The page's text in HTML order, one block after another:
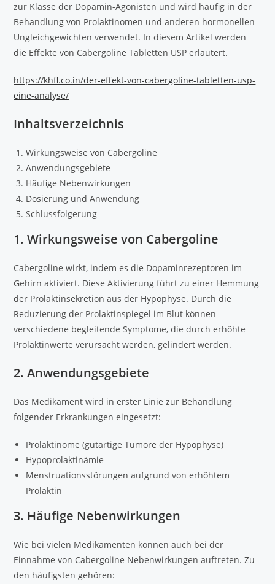
zur Klasse der Dopamin-Agonisten und wird häufig in der
Behandlung von Prolaktinomen und anderen hormonellen
Ungleichgewichten verwendet. In diesem Artikel werden
die Effekte von Cabergoline Tabletten USP erläutert.
https://khfl.co.in/der-effekt-von-cabergoline-tabletten-usp-
eine-analyse/
Inhaltsverzeichnis
Wirkungsweise von Cabergoline
Anwendungsgebiete
Häufige Nebenwirkungen
Dosierung und Anwendung
Schlussfolgerung
1. Wirkungsweise von Cabergoline
Cabergoline wirkt, indem es die Dopaminrezeptoren im
Gehirn aktiviert. Diese Aktivierung führt zu einer Hemmung
der Prolaktinsekretion aus der Hypophyse. Durch die
Reduzierung der Prolaktinspiegel im Blut können
verschiedene begleitende Symptome, die durch erhöhte
Prolaktinwerte verursacht werden, gelindert werden.
2. Anwendungsgebiete
Das Medikament wird in erster Linie zur Behandlung
folgender Erkrankungen eingesetzt:
Prolaktinome (gutartige Tumore der Hypophyse)
Hypoprolaktinämie
Menstruationsstörungen aufgrund von erhöhtem
Prolaktin
3. Häufige Nebenwirkungen
Wie bei vielen Medikamenten können auch bei der
Einnahme von Cabergoline Nebenwirkungen auftreten. Zu
den häufigsten gehören: